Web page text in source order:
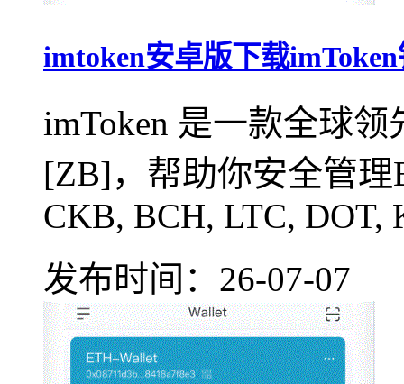
imtoken安卓版下载
imToken 是一款全球
[ZB]，帮助你安全管理
CKB, BCH, LTC, DOT,
发布时间：26-07-07